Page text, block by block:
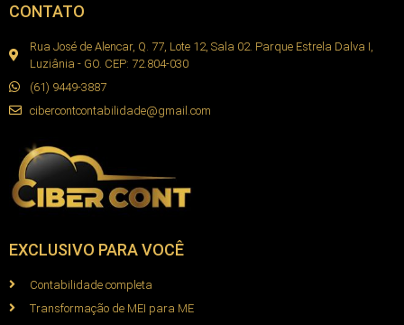
CONTATO
Rua José de Alencar, Q. 77, Lote 12, Sala 02. Parque Estrela Dalva I,
Luziânia - GO. CEP: 72.804-030
(61) 9449-3887
cibercontcontabilidade@gmail.com
EXCLUSIVO PARA VOCÊ
Contabilidade completa
Transformação de MEI para ME